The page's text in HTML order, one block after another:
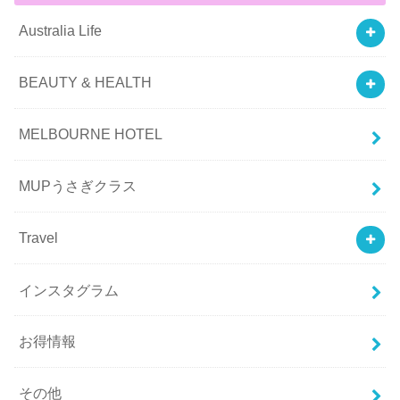
Australia Life
BEAUTY & HEALTH
MELBOURNE HOTEL
MUPうさぎクラス
Travel
インスタグラム
お得情報
その他